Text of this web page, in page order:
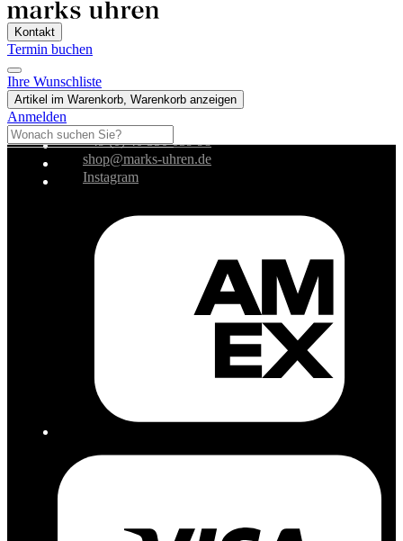
Kontakt
Termin buchen
Ihre Wunschliste
Artikel im Warenkorb, Warenkorb anzeigen
Anmelden Termin Buchen
+49 (0) 40 350 039 98
shop@marks-uhren.de
Instagram